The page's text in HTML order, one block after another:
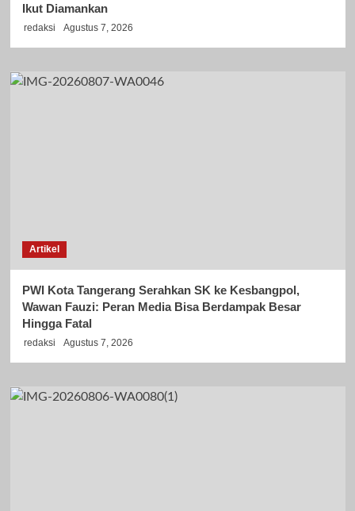
Ikut Diamankan
redaksi Agustus 7, 2026
Artikel
PWI Kota Tangerang Serahkan SK ke Kesbangpol,
Wawan Fauzi: Peran Media Bisa Berdampak Besar
Hingga Fatal
redaksi Agustus 7, 2026